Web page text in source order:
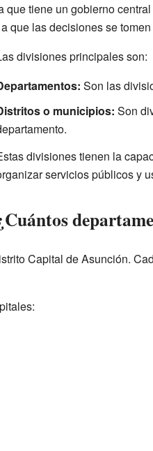
que tiene un gobierno
que las decisiones se
divisiones principales son:
Son las
o municipios: Son
divisiones tienen la
servicios públicos y
Capital de Asunción.